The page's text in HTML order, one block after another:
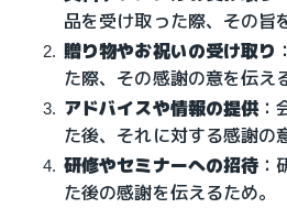
品を受け取った際、その旨
贈り物やお祝いの受け取り
た際、その感謝の意を伝え
アドバイスや情報の提供：
た後、それに対する感謝の
研修やセミナーへの招待
た後の感謝を伝えるため。